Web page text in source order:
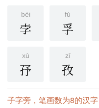
bèi
孛
fú
孚
xù
㜿
zī
孜
子字旁，笔画数为8的汉字